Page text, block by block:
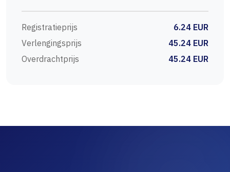
Registratieprijs
6.24 EUR
Verlengingsprijs
45.24 EUR
Overdrachtprijs
45.24 EUR